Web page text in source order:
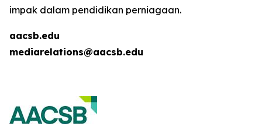
impak dalam pendidikan perniagaan.
aacsb.edu
mediarelations@aacsb.edu